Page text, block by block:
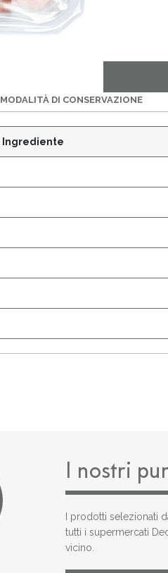
MODALITÀ DI CONSERVAZIONE
Ingrediente
I nostri
I prodotti selezionati
tutti i supermercati
vicino.